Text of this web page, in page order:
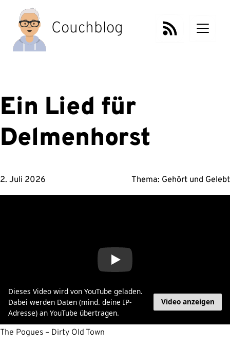
Inhalt
springen
Couchblog
Ein Lied für
Delmenhorst
2. Juli 2026 Thema: Gehört und Gelebt
Dieses Video wird von YouTube geladen.
Dabei werden Daten (mind. deine IP-
Adresse) an YouTube übertragen.
Video anzeigen
The Pogues – Dirty Old Town